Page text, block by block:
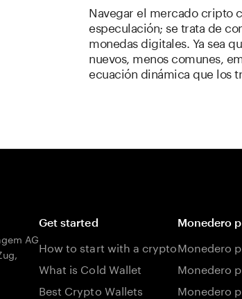
Navegar el mercado cripto
especulación; se trata de
monedas digitales. Ya sea
nuevos, menos comunes,
ecuación dinámica que los
AG
,
Get started
How to start with a crypto
What is Cold Wallet
Best Crypto Wallets
Monedero
Monedero
Monedero
Monedero